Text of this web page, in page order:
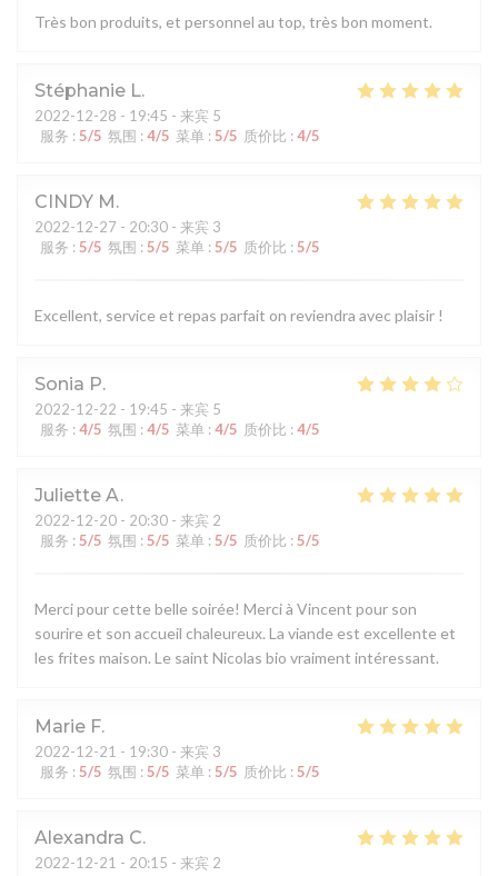
Très bon produits, et personnel au top, très bon moment.
Stéphanie L
2022-12-28 - 19:45 - 来宾 5
服务 : 5/5 氛围 : 4/5 菜单 : 5/5 质价比 : 4/5
CINDY M
2022-12-27 - 20:30 - 来宾 3
服务 : 5/5 氛围 : 5/5 菜单 : 5/5 质价比 : 5/5
Excellent, service et repas parfait on reviendra avec plaisir !
Sonia P
2022-12-22 - 19:45 - 来宾 5
服务 : 4/5 氛围 : 4/5 菜单 : 4/5 质价比 : 4/5
Juliette A
2022-12-20 - 20:30 - 来宾 2
服务 : 5/5 氛围 : 5/5 菜单 : 5/5 质价比 : 5/5
Merci pour cette belle soirée! Merci à Vincent pour son
sourire et son accueil chaleureux. La viande est excellente et
les frites maison. Le saint Nicolas bio vraiment intéressant.
Marie F
2022-12-21 - 19:30 - 来宾 3
服务 : 5/5 氛围 : 5/5 菜单 : 5/5 质价比 : 5/5
Alexandra C
2022-12-21 - 20:15 - 来宾 2